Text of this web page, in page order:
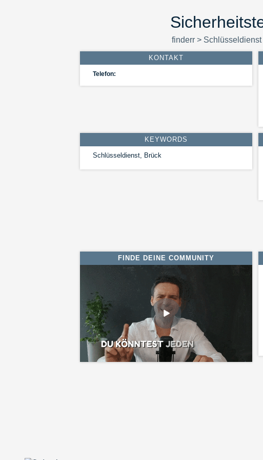
finderr > Schlüsseldienst
KONTAKT
Telefon:
KEYWORDS
Schlüsseldienst, Brück
FINDE DEINE COMMUNITY